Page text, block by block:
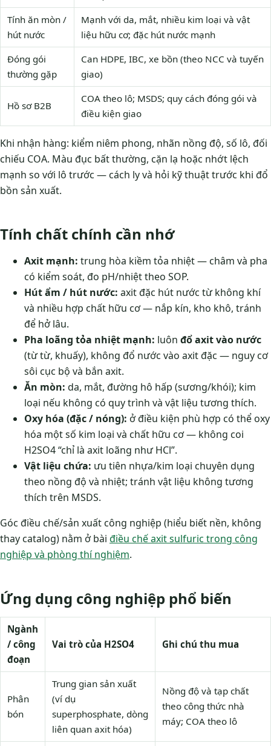
Tính ăn mòn /
hút nước
Mạnh với da, mắt, nhiều kim loại và vật
liệu hữu cơ; đặc hút nước mạnh
Đóng gói
thường gặp
Can HDPE, IBC, xe bồn (theo NCC và tuyến
giao)
Hồ sơ B2B
COA theo lô; MSDS; quy cách đóng gói và
điều kiện giao
Khi nhận hàng: kiểm niêm phong, nhãn nồng độ, số lô, đối
chiếu COA. Màu đục bất thường, cặn lạ hoặc nhớt lệch
mạnh so với lô trước — cách ly và hỏi kỹ thuật trước khi đổ
bồn sản xuất.
Tính chất chính cần nhớ
Axit mạnh: trung hòa kiềm tỏa nhiệt — châm và pha
có kiểm soát, đo pH/nhiệt theo SOP.
Hút ẩm / hút nước: axit đặc hút nước từ không khí
và nhiều hợp chất hữu cơ — nắp kín, kho khô, tránh
để hở lâu.
Pha loãng tỏa nhiệt mạnh: luôn đổ axit vào nước
(từ từ, khuấy), không đổ nước vào axit đặc — nguy cơ
sôi cục bộ và bắn axit.
Ăn mòn: da, mắt, đường hô hấp (sương/khói); kim
loại nếu không có quy trình và vật liệu tương thích.
Oxy hóa (đặc / nóng): ở điều kiện phù hợp có thể oxy
hóa một số kim loại và chất hữu cơ — không coi
H2SO4 “chỉ là axit loãng như HCl”.
Vật liệu chứa: ưu tiên nhựa/kim loại chuyên dụng
theo nồng độ và nhiệt; tránh vật liệu không tương
thích trên MSDS.
Góc điều chế/sản xuất công nghiệp (hiểu biết nền, không
thay catalog) nằm ở bài điều chế axit sulfuric trong công
nghiệp và phòng thí nghiệm.
Ứng dụng công nghiệp phổ biến
Ngành
/ công
đoạn
Vai trò của H2SO4 Ghi chú thu mua
Phân
bón
Trung gian sản xuất
(ví dụ
superphosphate, dòng
liên quan axit hóa)
Nồng độ và tạp chất
theo công thức nhà
máy; COA theo lô